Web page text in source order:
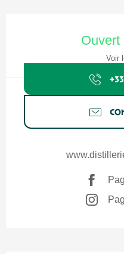
Ouvert
Voir